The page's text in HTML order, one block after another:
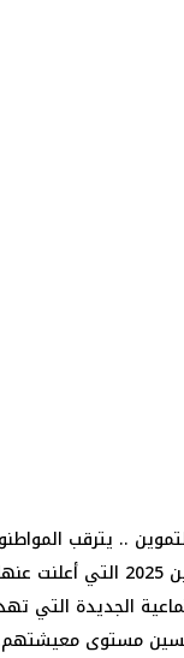
.. يترقب
التي أعلنت
الجديدة التي
مستوى